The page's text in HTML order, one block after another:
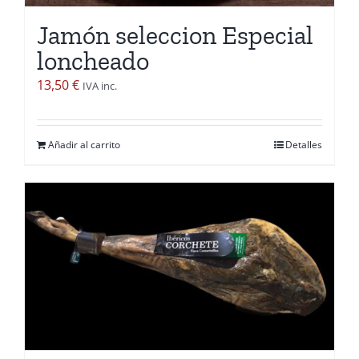
la
página
Jamón seleccion Especial
loncheado
13,50€ IVA inc.
Añadir al carrito Detalles